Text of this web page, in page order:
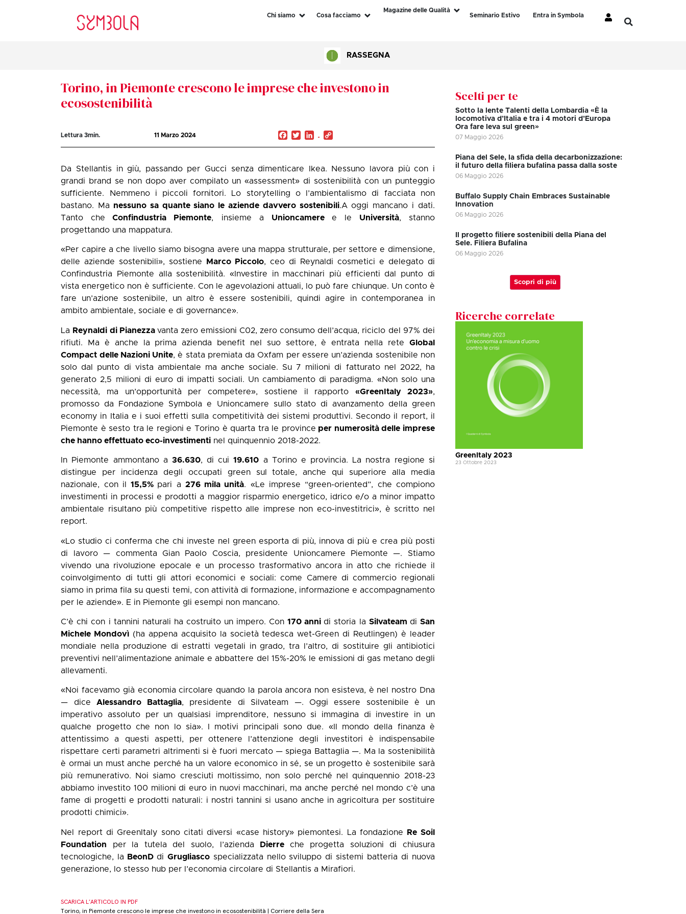
Chi siamo Cosa facciamo
Magazine delle Qualità
Seminario Estivo
Entra in Symbola
RASSEGNA
Torino, in Piemonte crescono le imprese che investono in
ecosostenibilità
Lettura3min. 11 Marzo 2024 Facebook
TwitterLinkedIn
Da Stellantis in giù, passando per Gucci senza dimenticare Ikea. Nessuno lavora più con i
grandi brand se non dopo aver compilato un «assessment» di sostenibilità con un punteggio
sufficiente. Nemmeno i piccoli fornitori. Lo storytelling o l’ambientalismo di facciata non
bastano. Ma nessuno sa quante siano le aziende davvero sostenibili.A oggi mancano i dati.
Tanto che Confindustria Piemonte, insieme a Unioncamere e le Università, stanno
progettando una mappatura.
«Per capire a che livello siamo bisogna avere una mappa strutturale, per settore e dimensione,
delle aziende sostenibili», sostiene
Marco Piccolo, ceo di Reynaldi cosmetici e delegato di
Confindustria Piemonte alla sostenibilità. «Investire in macchinari più efficienti dal punto di
vista energetico non è sufficiente. Con le agevolazioni attuali, lo può fare chiunque. Un conto è
fare un’azione sostenibile, un altro è essere sostenibili, quindi agire in contemporanea in
ambito ambientale, sociale e di governance».
La Reynaldi di Pianezza vanta zero emissioni C02, zero consumo dell’acqua, riciclo del 97% dei
rifiuti. Ma è anche la prima azienda benefit nel suo settore, è entrata nella rete Global
Compact delle Nazioni Unite, è stata premiata da Oxfam per essere un’azienda sostenibile non
solo dal punto di vista ambientale ma anche sociale. Su 7 milioni di fatturato nel 2022, ha
generato 2,5 milioni di euro di impatti sociali. Un cambiamento di paradigma. «Non solo una
necessità, ma un’opportunità per competere», sostiene il rapporto«GreenItaly 2023»,
promosso da Fondazione Symbola e Unioncamere sullo stato di avanzamento della green
economy in Italia e i suoi effetti sulla competitività dei sistemi produttivi. Secondo il report, il
Piemonte è sesto tra le regioni e Torino è quarta tra le province per numerosità delle imprese
che hanno effettuato eco-investimenti nel quinquennio 2018-2022.
In Piemonte ammontano a 36.630, di cui19.610 a Torino e provincia. La nostra regione si
distingue per incidenza degli occupati green sul totale, anche qui superiore alla media
nazionale, con il15,5% pari a 276 mila unità. «Le imprese “green-oriented”, che compiono
investimenti in processi e prodotti a maggior risparmio energetico, idrico e/o a minor impatto
ambientale risultano più competitive rispetto alle imprese non eco-investitrici», è scritto nel
report.
«Lo studio ci conferma che chi investe nel green esporta di più, innova di più e crea più posti
di lavoro — commenta Gian Paolo Coscia, presidente Unioncamere Piemonte —. Stiamo
vivendo una rivoluzione epocale e un processo trasformativo ancora in atto che richiede il
coinvolgimento di tutti gli attori economici e sociali: come Camere di commercio regionali
siamo in prima fila su questi temi, con attività di formazione, informazione e accompagnamento
per le aziende». E in Piemonte gli esempi non mancano.
C’è chi con i tannini naturali ha costruito un impero. Con170 annidi storia la Silvateam di San
Michele Mondovì (ha appena acquisito la società tedesca wet-Green di Reutlingen) è leader
mondiale nella produzione di estratti vegetali in grado, tra l’altro, di sostituire gli antibiotici
preventivi nell’alimentazione animale e abbattere del 15%-20% le emissioni di gas metano degli
allevamenti.
«Noi facevamo già economia circolare quando la parola ancora non esisteva, è nel nostro Dna
— diceAlessandro Battaglia, presidente di Silvateam —. Oggi essere sostenibile è un
imperativo assoluto per un qualsiasi imprenditore, nessuno si immagina di investire in un
qualche progetto che non lo sia». I motivi principali sono due. «Il mondo della finanza è
attentissimo a questi aspetti, per ottenere l’attenzione degli investitori è indispensabile
rispettare certi parametri altrimenti si è fuori mercato — spiega Battaglia —. Ma la sostenibilità
è ormai un must anche perché ha un valore economico in sé, se un progetto è sostenibile sarà
più remunerativo. Noi siamo cresciuti moltissimo, non solo perché nel quinquennio 2018-23
abbiamo investito 100 milioni di euro in nuovi macchinari, ma anche perché nel mondo c’è una
fame di progetti e prodotti naturali: i nostri tannini si usano anche in agricoltura per sostituire
prodotti chimici».
Nel report di GreenItaly sono citati diversi «case history» piemontesi. La fondazione
Re Soil
Foundation per la tutela del suolo, l’azienda Dierre che progetta soluzioni di chiusura
tecnologiche, la BeonD di Grugliascospecializzata nello sviluppo di sistemi batteria di nuova
generazione, lo stesso hub per l’economia circolare di Stellantis a Mirafiori.
SCARICA L’ARTICOLO IN PDF
Torino, in Piemonte crescono le imprese che investono in ecosostenibilità | Corriere della Sera
Scelti per te
Sotto la lente Talenti della Lombardia «È la
locomotiva d’Italia e tra i 4 motori d’Europa
Ora fare leva sul green»
07 Maggio 2026
Piana del Sele, la sfida della decarbonizzazione:
il futuro della filiera bufalina passa dalla soste
06 Maggio 2026
Buffalo Supply Chain Embraces Sustainable
Innovation
06 Maggio 2026
Il progetto filiere sostenibili della Piana del
Sele. Filiera Bufalina
06 Maggio 2026
Scopri di più
Ricerche correlate
GreenItaly 2023
23 Ottobre 2023